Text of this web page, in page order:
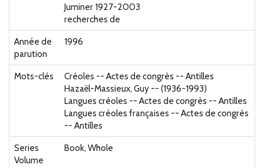
Juminer 1927-2003
recherches de
Année de
parution
1996
Mots-clés
Créoles -- Actes de congrès -- Antilles
Hazaël-Massieux, Guy -- (1936-1993)
Langues créoles -- Actes de congrès -- Antilles
Langues créoles françaises -- Actes de congrès
-- Antilles
Series
Volume
Book, Whole